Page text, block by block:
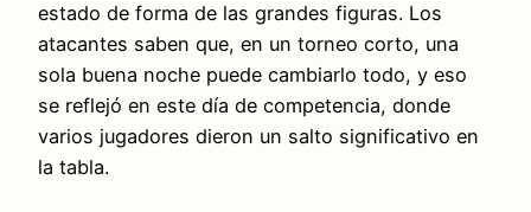
estado de forma de las grandes figuras. Los
atacantes saben que, en un torneo corto, una
sola buena noche puede cambiarlo todo, y eso
se reflejó en este día de competencia, donde
varios jugadores dieron un salto significativo en
la tabla.